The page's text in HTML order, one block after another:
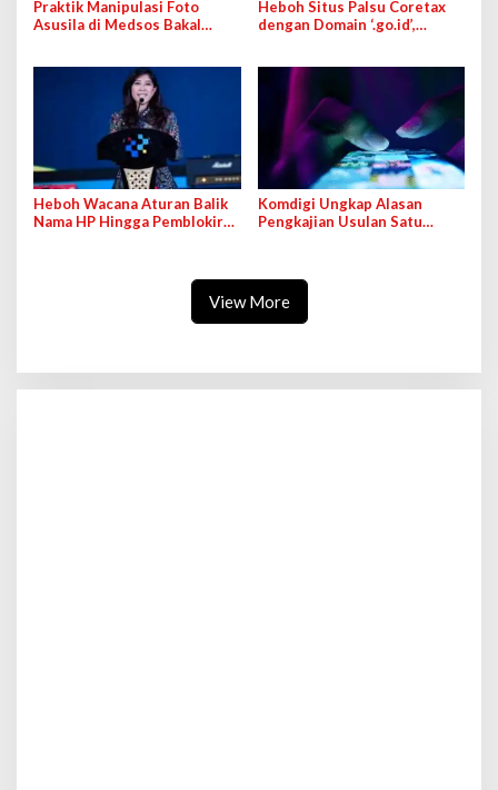
Praktik Manipulasi Foto
Asusila di Medsos Bakal
Heboh Situs Palsu Coretax
dengan Domain ‘.go.id’,
Heboh Wacana Aturan Balik
Nama HP Hingga Pemblokiran
Komdigi Ungkap Alasan
Pengkajian Usulan Satu
View More